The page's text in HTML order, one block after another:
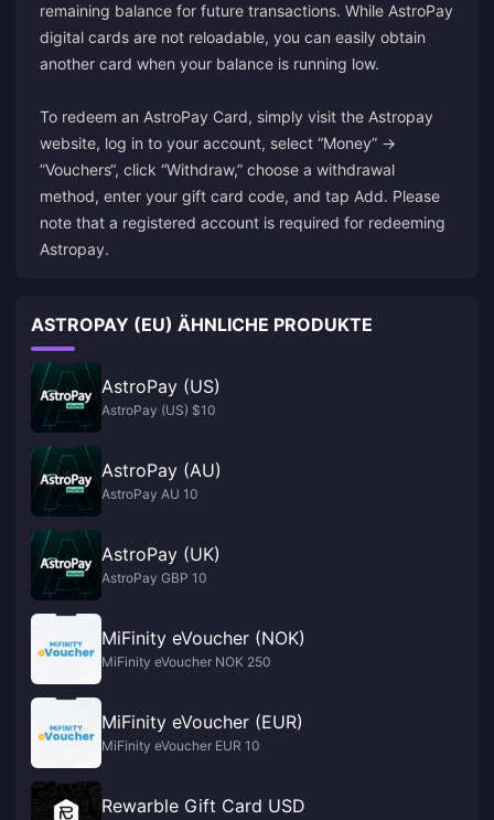
remaining balance for future transactions. While AstroPay
digital cards are not reloadable, you can easily obtain
another card when your balance is running low.
To redeem an AstroPay Card, simply visit the Astropay
website, log in to your account, select “Money” →
”Vouchers“, click “Withdraw,” choose a withdrawal
method, enter your gift card code, and tap Add. Please
note that a registered account is required for redeeming
Astropay.
ASTROPAY (EU) ÄHNLICHE PRODUKTE
AstroPay (US)
AstroPay (US) $10
AstroPay (AU)
AstroPay AU 10
AstroPay (UK)
AstroPay GBP 10
MiFinity eVoucher (NOK)
MiFinity eVoucher NOK 250
MiFinity eVoucher (EUR)
MiFinity eVoucher EUR 10
Rewarble Gift Card USD